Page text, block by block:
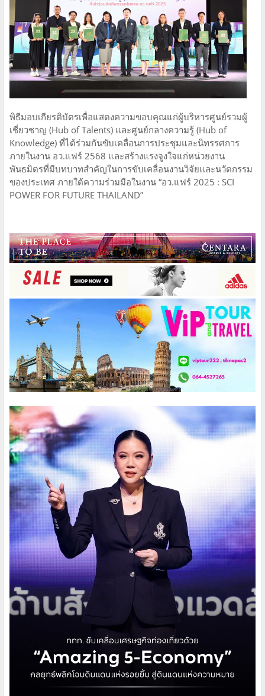
พิธีมอบเกียรติบัตรเพื่อแสดงความขอบคุณแก่ผู้บริหารศูนย์รวมผู้
เชี่ยวชาญ (Hub of Talents) และศูนย์กลางความรู้ (Hub of
Knowledge) ที่ได้ร่วมกันขับเคลื่อนการประชุมและนิทรรศการ
ภายในงาน อว.แฟร์ 2568 และสร้างแรงจูงใจแก่หน่วยงาน
พันธมิตรที่มีบทบาทสำคัญในการขับเคลื่อนงานวิจัยและนวัตกรรม
ของประเทศ ภายใต้ความร่วมมือในงาน “อว.แฟร์ 2025 : SCI
POWER FOR FUTURE THAILAND”